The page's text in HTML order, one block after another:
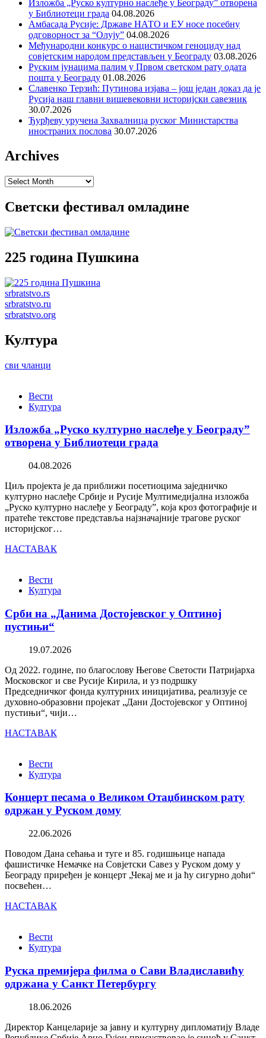
Изложба „Руско културно наслеђе у Београду” отворена
у Библиотеци града 04.08.2026
Амбасада Русије: Државе НАТО и ЕУ носе посебну
одговорност за “Олују” 04.08.2026
Међународни конкурс о нацистичком геноциду над
совјетским народом представљен у Београду 03.08.2026
Руским јунацима палим у Првом светском рату одата
пошта у Београду 01.08.2026
Славенко Терзић: Путинова изјава – још један доказ да је
Русија наш главни вишевековни историјски савезник
30.07.2026
Ђурђеву уручена Захвалница руског Министарства
иностраних послова 30.07.2026
Archives
Archives
Светски фестивал омладине
225 година Пушкина
srbratstvo.rs
srbratstvo.ru
srbratstvo.org
Култура
сви чланци
Вести
Култура
Изложба „Руско културно наслеђе у Београду”
отворена у Библиотеци града
04.08.2026
Циљ пројекта је да приближи посетиоцима заједничко
културно наслеђе Србије и Русије Мултимедијална изложба
„Руско културно наслеђе у Београду”, која кроз фотографије и
пратеће текстове представља најзначајније трагове руског
историјског…
НАСТАВАК
Вести
Култура
Срби на „Данима Достојевског у Оптиној
пустињи“
19.07.2026
Од 2022. године, по благослову Његове Светости Патријарха
Московског и све Русије Кирила, и уз подршку
Председничког фонда културних иницијатива, реализује се
духовно-образовни пројекат „Дани Достојевског у Оптиној
пустињи“, чији…
НАСТАВАК
Вести
Култура
Концерт песама о Великом Отаџбинском рату
одржан у Руском дому
22.06.2026
Поводом Дана сећања и туге и 85. годишњице напада
фашистичке Немачке на Совјетски Савез у Руском дому у
Београду приређен је концерт „Чекај ме и ја ћу сигурно доћи“
посвећен…
НАСТАВАК
Вести
Култура
Руска премијера филма о Сави Владиславићу
одржана у Санкт Петербургу
18.06.2026
Директор Канцеларије за јавну и културну дипломатију Владе